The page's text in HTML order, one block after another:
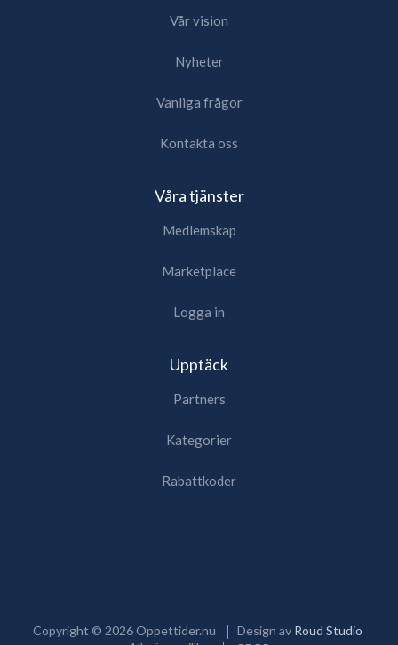
Vår vision
Nyheter
Vanliga frågor
Kontakta oss
Våra tjänster
Medlemskap
Marketplace
Logga in
Upptäck
Partners
Kategorier
Rabattkoder
Copyright © 2026Öppettider.nu Design av Roud Studio